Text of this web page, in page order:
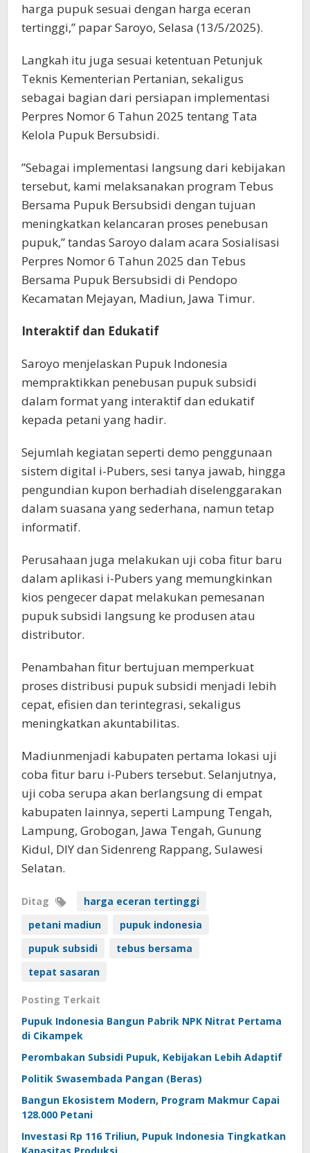
harga pupuk sesuai dengan harga eceran
tertinggi,” papar Saroyo, Selasa (13/5/2025).
Langkah itu juga sesuai ketentuan Petunjuk
Teknis Kementerian Pertanian, sekaligus
sebagai bagian dari persiapan implementasi
Perpres Nomor 6 Tahun 2025 tentang Tata
Kelola Pupuk Bersubsidi.
”Sebagai implementasi langsung dari kebijakan
tersebut, kami melaksanakan program Tebus
Bersama Pupuk Bersubsidi dengan tujuan
meningkatkan kelancaran proses penebusan
pupuk,” tandas Saroyo dalam acara Sosialisasi
Perpres Nomor 6 Tahun 2025 dan Tebus
Bersama Pupuk Bersubsidi di Pendopo
Kecamatan Mejayan, Madiun, Jawa Timur.
Interaktif dan Edukatif
Saroyo menjelaskan Pupuk Indonesia
mempraktikkan penebusan pupuk subsidi
dalam format yang interaktif dan edukatif
kepada petani yang hadir.
Sejumlah kegiatan seperti demo penggunaan
sistem digital i-Pubers, sesi tanya jawab, hingga
pengundian kupon berhadiah diselenggarakan
dalam suasana yang sederhana, namun tetap
informatif.
Perusahaan juga melakukan uji coba fitur baru
dalam aplikasi i-Pubers yang memungkinkan
kios pengecer dapat melakukan pemesanan
pupuk subsidi langsung ke produsen atau
distributor.
Penambahan fitur bertujuan memperkuat
proses distribusi pupuk subsidi menjadi lebih
cepat, efisien dan terintegrasi, sekaligus
meningkatkan akuntabilitas.
Madiunmenjadi kabupaten pertama lokasi uji
coba fitur baru i-Pubers tersebut. Selanjutnya,
uji coba serupa akan berlangsung di empat
kabupaten lainnya, seperti Lampung Tengah,
Lampung, Grobogan, Jawa Tengah, Gunung
Kidul, DIY dan Sidenreng Rappang, Sulawesi
Selatan.
Ditag
harga eceran tertinggi
petani madiun
pupuk indonesia
pupuk subsidi
tebus bersama
tepat sasaran
Posting Terkait
Pupuk Indonesia Bangun Pabrik NPK Nitrat Pertama
di Cikampek
Perombakan Subsidi Pupuk, Kebijakan Lebih Adaptif
Politik Swasembada Pangan (Beras)
Bangun Ekosistem Modern, Program Makmur Capai
128.000 Petani
Investasi Rp 116 Triliun, Pupuk Indonesia Tingkatkan